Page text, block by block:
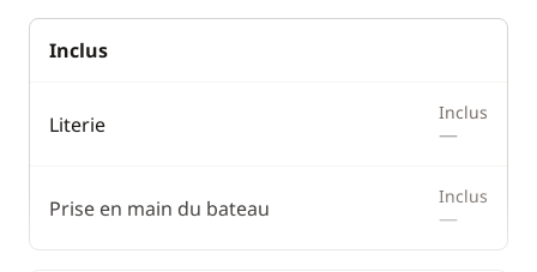
Inclus
Literie Inclus
—
Prise en main du bateau Inclus
—